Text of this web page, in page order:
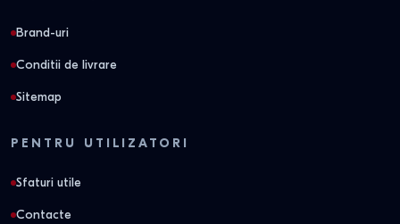
Brand-uri
Conditii de livrare
Sitemap
PENTRU UTILIZATORI
Sfaturi utile
Contacte